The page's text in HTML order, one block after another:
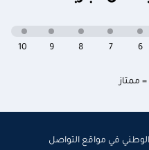
10 9 8 7 6
الوطني في مواقع التواصل